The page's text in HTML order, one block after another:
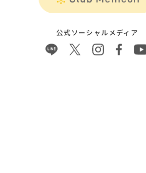
公式ソーシャルメディア